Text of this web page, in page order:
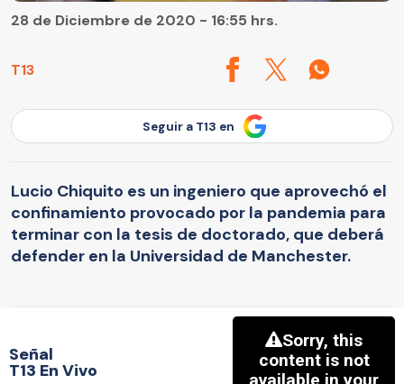
T13
28 de Diciembre de 2020 - 16:55 hrs.
Seguir a T13 en
Lucio Chiquito es un ingeniero que aprovechó el
confinamiento provocado por la pandemia para
terminar con la tesis de doctorado, que deberá
defender en la Universidad de Manchester.
Señal
T13 En Vivo